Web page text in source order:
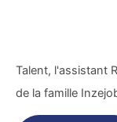
Talent, l'assistant
de la famille